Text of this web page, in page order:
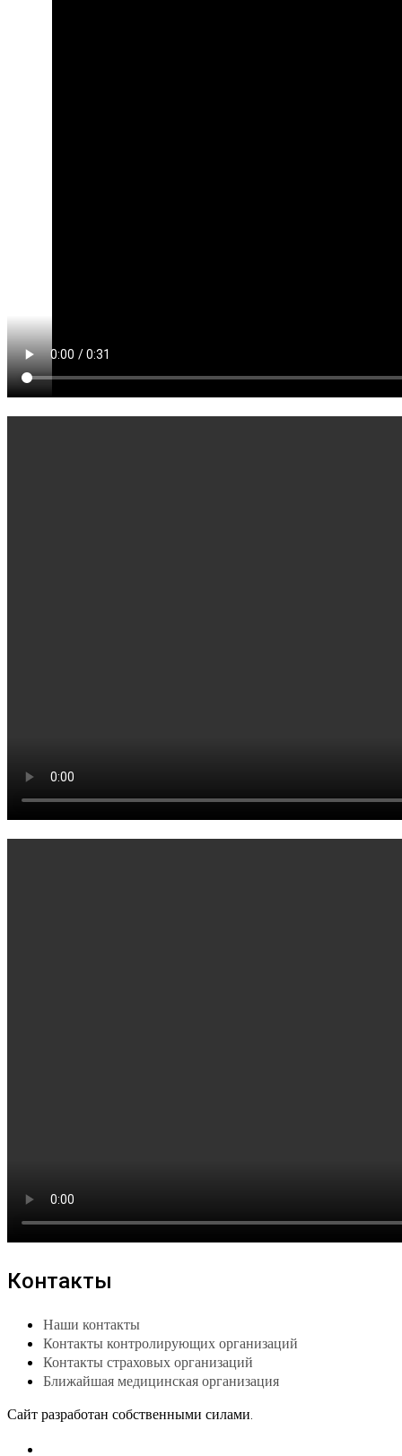
Контакты
Наши контакты
Контакты контролирующих организаций
Контакты страховых организаций
Ближайшая медицинская организация
Сайт разработан собственными силами.